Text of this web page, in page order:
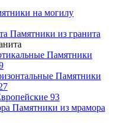
на могилу
Памятники из гранита
Памятники
Памятники
93
Памятники из мрамора